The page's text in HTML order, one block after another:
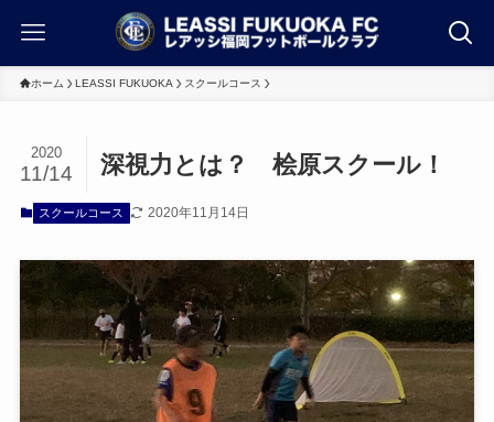
ホーム LEASSI FUKUOKA スクールコース
深視力とは？ 桧原スクール！
2020
11/14
スクールコース 2020年11月14日